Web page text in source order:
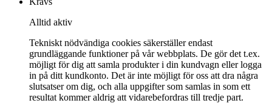
Alltid aktiv
Tekniskt nödvändiga cookies säkerställer endast
grundläggande funktioner på vår webbplats. De gör det t.ex.
möjligt för dig att samla produkter i din kundvagn eller logga
in på ditt kundkonto. Det är inte möjligt för oss att dra några
slutsatser om dig, och alla uppgifter som samlas in som ett
resultat kommer aldrig att vidarebefordras till tredje part.